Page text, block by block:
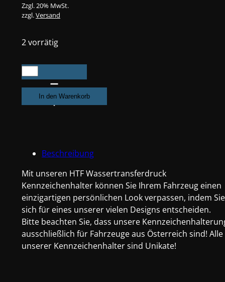
Zzgl. 20% MwSt.
zzgl.Versand
2 vorrätig
Motorrad
Kennzeichenhalter
Candy
In den Warenkorb
Beschreibung
Mit unseren HTF Wassertransferdruck
Kennzeichenhalter können Sie Ihrem Fahrzeug einen
einzigartigen persönlichen Look verpassen, indem Sie
sich für eines unserer vielen Designs entscheiden.
Bitte beachten Sie, dass unsere
ausschließlich für Fahrzeuge aus Österreich sind! Alle
unserer Kennzeichenhalter sind Unikate!